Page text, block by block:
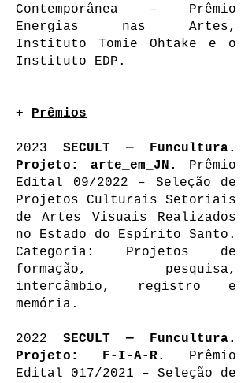
Contemporânea – Prêmio
Energias nas Artes,
Instituto Tomie Ohtake e o
Instituto EDP.
+ Prêmios
2023 SECULT — Funcultura.
Projeto: arte_em_JN. Prêmio
Edital 09/2022 – Seleção de
Projetos Culturais Setoriais
de Artes Visuais Realizados
no Estado do Espírito Santo.
Categoria: Projetos de
formação, pesquisa,
intercâmbio, registro e
memória.
2022 SECULT — Funcultura.
Projeto: F-I-A-R. Prêmio
Edital 017/2021 – Seleção de